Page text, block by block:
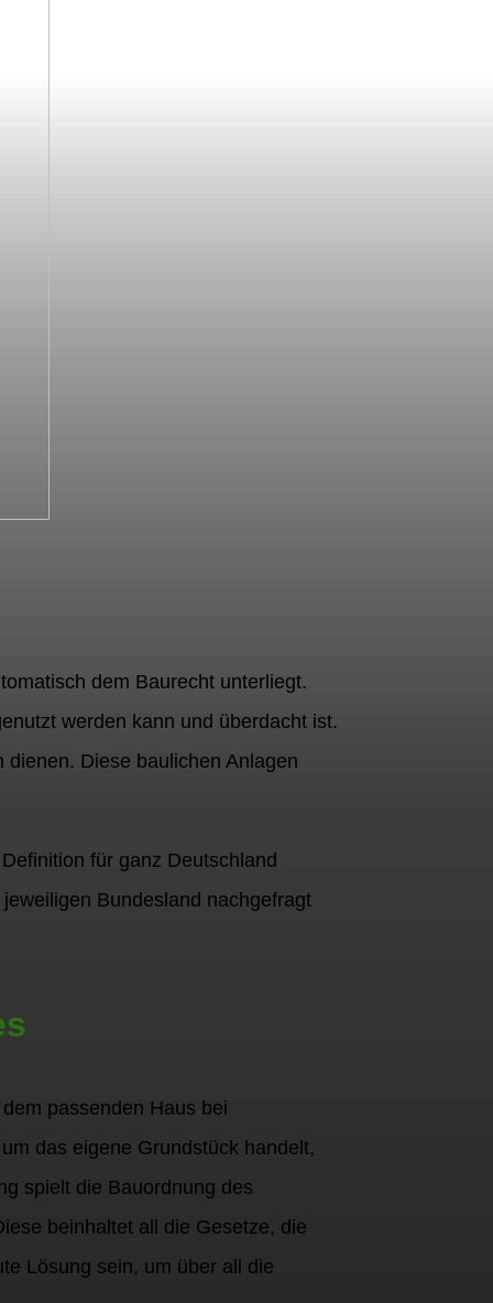
dem Baurecht unterliegt.
werden kann und überdacht ist.
Diese baulichen Anlagen
für ganz Deutschland
Bundesland nachgefragt
passenden Haus bei
das eigene Grundstück handelt,
spielt die Bauordnung des
beinhaltet all die Gesetze, die
Lösung sein, um über all die